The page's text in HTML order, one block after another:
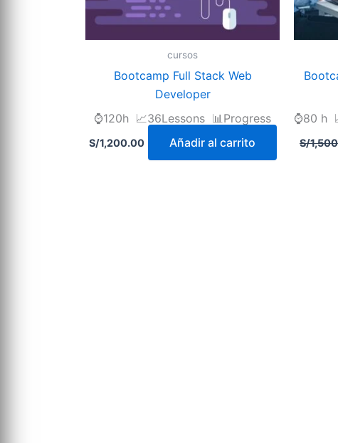
cursos
Bootcamp Full Stack Web
Developer
⌚120h 📈36Lessons 📊Progress
S/1,200.00 Añadir al carrito
⌚80 h
S/